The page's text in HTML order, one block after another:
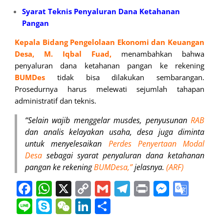
Syarat Teknis Penyaluran Dana Ketahanan
Pangan
Kepala Bidang Pengelolaan Ekonomi dan Keuangan
Desa, M. Iqbal Fuad, menambahkan bahwa
penyaluran dana ketahanan pangan ke rekening
BUMDes tidak bisa dilakukan sembarangan.
Prosedurnya harus melewati sejumlah tahapan
administratif dan teknis.
“Selain wajib menggelar musdes, penyusunan RAB
dan analis kelayakan usaha, desa juga diminta
untuk menyelesaikan Perdes Penyertaan Modal
Desa sebagai syarat penyaluran dana ketahanan
pangan ke rekeningBUMDesa,”jelasnya. (ARF)
Facebook
WhatsApp
X Copy
Link
GmailTelegram
Print
LineSkypeWeChat
LinkedIn